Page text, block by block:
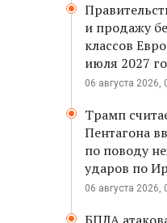
и продажу
классов
июля 2027
06 августа 2026,
Трамп
Пентагона
по поводу
ударов по
06 августа 2026,